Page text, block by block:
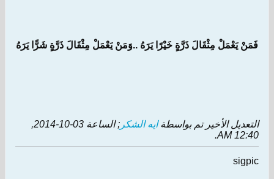
فَمَنْ يَعْمَلْ مِثْقَالَ ذَرَّةٍ خَيْرًا يَرَهُ ..وَمَنْ يَعْمَلْ مِثْقَالَ ذَرَّةٍ شَرًّا يَرَهُ
التعديل الأخير تم بواسطةايه الشكر ; الساعة
03-10-2014,
12:40 AM
.
sigpic